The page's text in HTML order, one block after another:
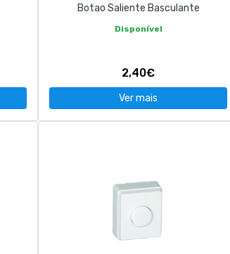
Botao Saliente Basculante
Disponível
2,40€
Ver mais